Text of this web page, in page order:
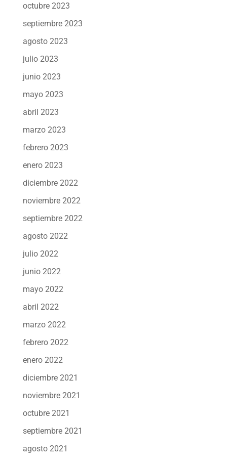
octubre 2023
septiembre 2023
agosto 2023
julio 2023
junio 2023
mayo 2023
abril 2023
marzo 2023
febrero 2023
enero 2023
diciembre 2022
noviembre 2022
septiembre 2022
agosto 2022
julio 2022
junio 2022
mayo 2022
abril 2022
marzo 2022
febrero 2022
enero 2022
diciembre 2021
noviembre 2021
octubre 2021
septiembre 2021
agosto 2021